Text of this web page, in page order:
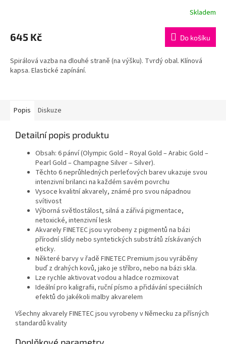
Skladem
645 Kč Do košíku
Spirálová vazba na dlouhé straně (na výšku). Tvrdý obal. Klínová
kapsa. Elastické zapínání.
Popis Diskuze
Detailní popis produktu
Obsah: 6 pánví (Olympic Gold – Royal Gold – Arabic Gold –
Pearl Gold – Champagne Silver – Silver).
Těchto 6 neprůhledných perleťových barev ukazuje svou
intenzivní brilanci na každém savém povrchu
Vysoce kvalitní akvarely, známé pro svou nápadnou
svítivost
Výborná světlostálost, silná a zářivá pigmentace,
netoxické, intenzivní lesk
Akvarely FINETEC jsou vyrobeny z pigmentů na bázi
přírodní slídy nebo syntetických substrátů získávaných
eticky.
Některé barvy v řadě FINETEC Premium jsou vyráběny
buď z drahých kovů, jako je stříbro, nebo na bázi skla.
Lze rychle aktivovat vodou a hladce rozmixovat
Ideální pro kaligrafii, ruční písmo a přidávání speciálních
efektů do jakékoli malby akvarelem
Všechny akvarely FINETEC jsou vyrobeny v Německu za přísných
standardů kvality